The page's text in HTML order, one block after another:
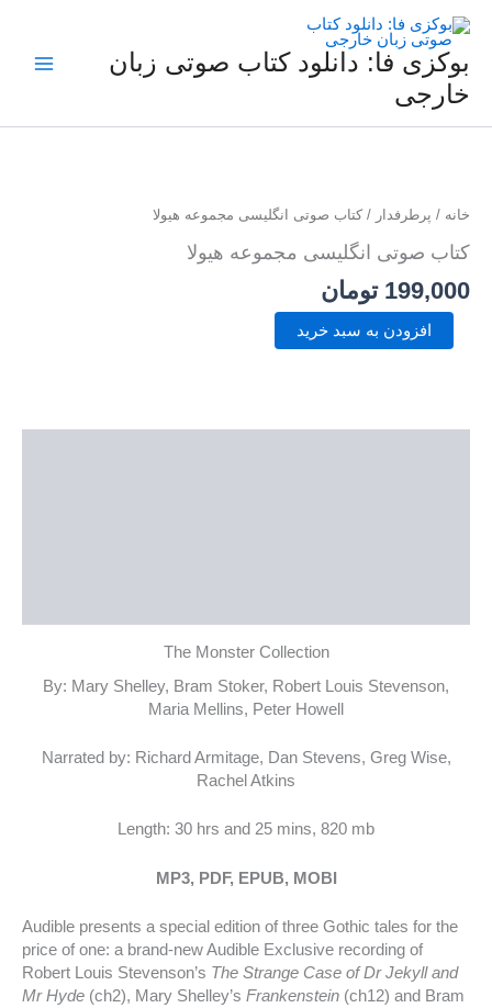
بوکزی فا: دانلود کتاب صوتی زبان
خارجی
خانه / پرطرفدار / کتاب صوتی انگلیسی مجموعه هیولا
کتاب صوتی انگلیسی مجموعه هیولا
199,000 تومان
هیولا
عدد
افزودن به سبد خرید
The Monster Collection
By: Mary Shelley, Bram Stoker, Robert Louis Stevenson,
Maria Mellins, Peter Howell
Narrated by: Richard Armitage, Dan Stevens, Greg Wise,
Rachel Atkins
Length: 30 hrs and 25 mins, 820 mb
MP3, PDF, EPUB, MOBI
Audible presents a special edition of three Gothic tales for the
price of one: a brand-new Audible Exclusive recording of
Robert Louis Stevenson’s The Strange Case of Dr Jekyll and
Mr Hyde (ch2), Mary Shelley’s Frankenstein (ch12) and Bram